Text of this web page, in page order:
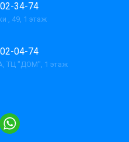
34-74
, 49, 1 этаж
04-74
ТЦ "ДОМ", 1 этаж